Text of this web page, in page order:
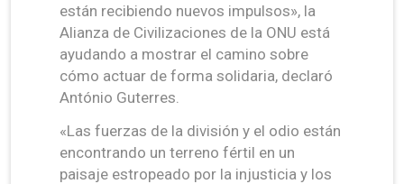
están recibiendo nuevos impulsos», la
Alianza de Civilizaciones de la ONU está
ayudando a mostrar el camino sobre
cómo actuar de forma solidaria, declaró
António Guterres.
«Las fuerzas de la división y el odio están
encontrando un terreno fértil en un
paisaje estropeado por la injusticia y los